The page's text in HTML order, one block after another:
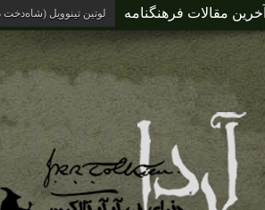
آخرین مقالات فرهنگنامه آردای گزند دیده (جهان